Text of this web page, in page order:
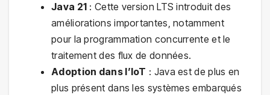
Java 21 : Cette version LTS introduit des
améliorations importantes, notamment
pour la programmation concurrente et le
traitement des flux de données.
Adoption dans l’IoT : Java est de plus en
plus présent dans les systèmes embarqués